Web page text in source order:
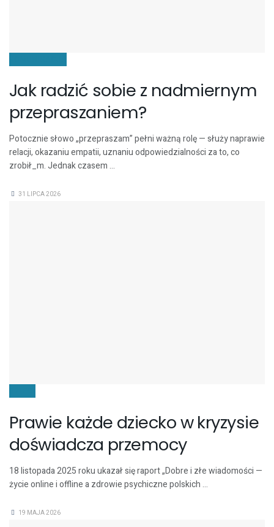
Jak radzić sobie z nadmiernym
przepraszaniem?
Potocznie słowo „przepraszam” pełni ważną rolę — służy naprawie
relacji, okazaniu empatii, uznaniu odpowiedzialności za to, co
zrobił_m. Jednak czasem ...
31 LIPCA 2026
Prawie każde dziecko w kryzysie
doświadcza przemocy
18 listopada 2025 roku ukazał się raport „Dobre i złe wiadomości —
życie online i offline a zdrowie psychiczne polskich ...
19 MAJA 2026